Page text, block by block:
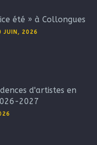
été » à Collongues
JUIN, 2026
d'artistes en
2027